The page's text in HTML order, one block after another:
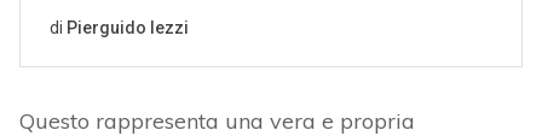
Questo rappresenta una vera e propria